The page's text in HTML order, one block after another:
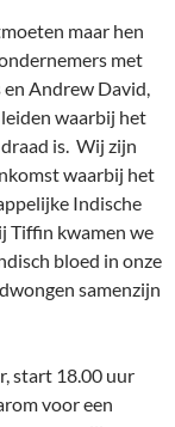
maar hen
met
en Andrew David,
waarbij het
is. Wij zijn
waarbij het
Indische
Tiffin kwamen we
bloed in onze
samenzijn
start 18.00 uur
voor een